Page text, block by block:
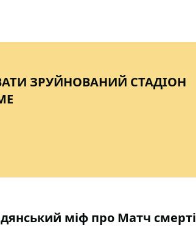
ЗРУЙНОВАНИЙ СТАДІОН
міф про Матч смерті